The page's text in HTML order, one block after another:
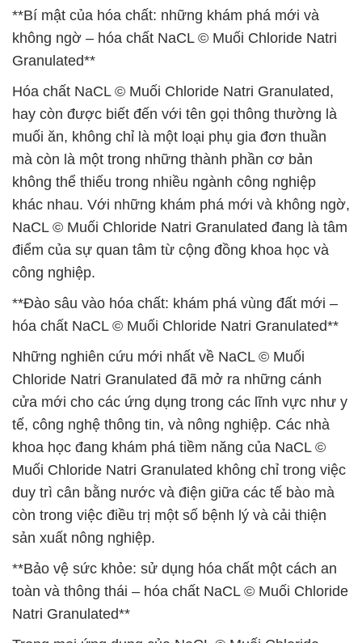
**Bí mật của hóa chất: những khám phá mới và
không ngờ – hóa chất NaCL © Muối Chloride Natri
Granulated**
Hóa chất NaCL © Muối Chloride Natri Granulated,
hay còn được biết đến với tên gọi thông thường là
muối ăn, không chỉ là một loại phụ gia đơn thuần
mà còn là một trong những thành phần cơ bản
không thể thiếu trong nhiều ngành công nghiệp
khác nhau. Với những khám phá mới và không ngờ,
NaCL © Muối Chloride Natri Granulated đang là tâm
điểm của sự quan tâm từ cộng đồng khoa học và
công nghiệp.
**Đào sâu vào hóa chất: khám phá vùng đất mới –
hóa chất NaCL © Muối Chloride Natri Granulated**
Những nghiên cứu mới nhất về NaCL © Muối
Chloride Natri Granulated đã mở ra những cánh
cửa mới cho các ứng dụng trong các lĩnh vực như y
tế, công nghệ thông tin, và nông nghiệp. Các nhà
khoa học đang khám phá tiềm năng của NaCL ©
Muối Chloride Natri Granulated không chỉ trong việc
duy trì cân bằng nước và điện giữa các tế bào mà
còn trong việc điều trị một số bệnh lý và cải thiện
sản xuất nông nghiệp.
**Bảo vệ sức khỏe: sử dụng hóa chất một cách an
toàn và thông thái – hóa chất NaCL © Muối Chloride
Natri Granulated**